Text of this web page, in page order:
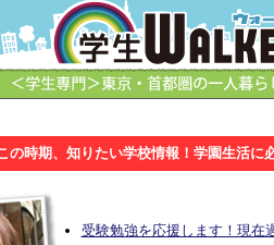
の時期、知りたい学校情報！学園生活に
受験勉強を応援します！現在